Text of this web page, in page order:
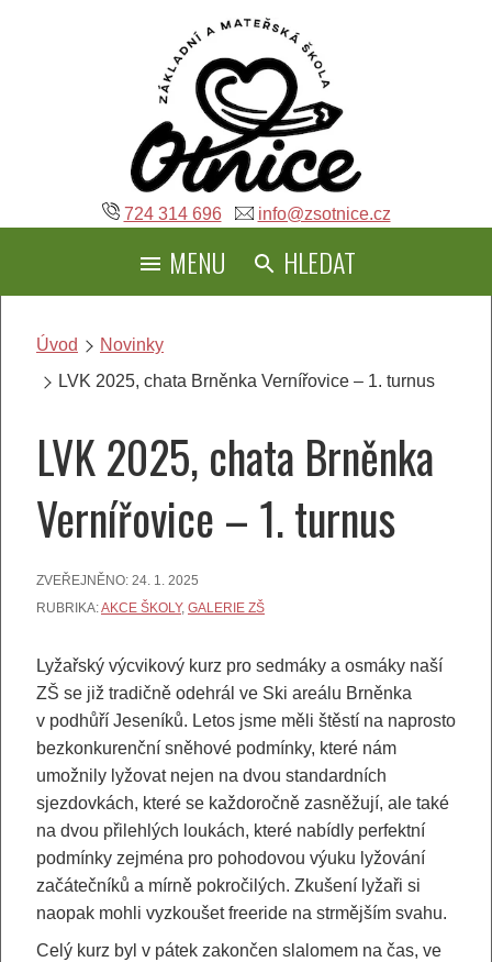
724 314 696 info@zsotnice.cz
MENU HLEDAT
Úvod
Novinky
LVK 2025, chata Brněnka Vernířovice – 1. turnus
LVK 2025, chata Brněnka
Vernířovice – 1. turnus
ZVEŘEJNĚNO: 24. 1. 2025
RUBRIKA:AKCE ŠKOLY, GALERIE ZŠ
Lyžařský výcvikový kurz pro sedmáky a osmáky naší
ZŠ se již tradičně odehrál ve Ski areálu Brněnka
v podhůří Jeseníků. Letos jsme měli štěstí na naprosto
bezkonkurenční sněhové podmínky, které nám
umožnily lyžovat nejen na dvou standardních
sjezdovkách, které se každoročně zasněžují, ale také
na dvou přilehlých loukách, které nabídly perfektní
podmínky zejména pro pohodovou výuku lyžování
začátečníků a mírně pokročilých. Zkušení lyžaři si
naopak mohli vyzkoušet freeride na strmějším svahu.
Celý kurz byl v pátek zakončen slalomem na čas, ve